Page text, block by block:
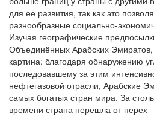
для её развития, так как это
разнообразные социально-
Изучая географические
Объединённых Арабских Эмиратов,
картина: благодаря обнаружению
последовавшему за этим
нефтегазовой отрасли, Арабские
самых богатых стран мира. За
времени страна перешла от перех